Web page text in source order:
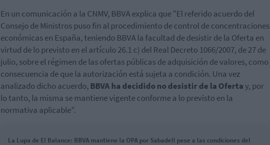
En un comunicación a la CNMV, BBVA explica que "El referido acuerdo del
Consejo de Ministros puso fin al procedimiento de control de concentraciones
económicas en España, teniendo BBVA la facultad de desistir de la Oferta en
virtud de lo previsto en el artículo 26.1 c) del Real Decreto 1066/2007, de 27 de
julio, sobre el régimen de las ofertas públicas de adquisición de valores, como
consecuencia de que la autorización está sujeta a condición. Una vez
analizado dicho acuerdo, BBVA ha decidido no desistir de la Ofertay, por
lo tanto, la misma se mantiene vigente conforme a lo previsto en la
normativa aplicable".
La Lupa de El Balance: BBVA mantiene la OPA por Sabadell pese a las condiciones del